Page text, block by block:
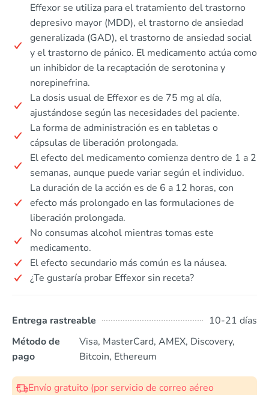
Effexor se utiliza para el tratamiento del trastorno
depresivo mayor (MDD), el trastorno de ansiedad
generalizada (GAD), el trastorno de ansiedad social
y el trastorno de pánico. El medicamento actúa como
un inhibidor de la recaptación de serotonina y
norepinefrina.
La dosis usual de Effexor es de 75 mg al día,
ajustándose según las necesidades del paciente.
La forma de administración es en tabletas o
cápsulas de liberación prolongada.
El efecto del medicamento comienza dentro de 1 a 2
semanas, aunque puede variar según el individuo.
La duración de la acción es de 6 a 12 horas, con
efecto más prolongado en las formulaciones de
liberación prolongada.
No consumas alcohol mientras tomas este
medicamento.
El efecto secundario más común es la náusea.
¿Te gustaría probar Effexor sin receta?
Entrega rastreable
10-21 días
Método de
pago
Visa, MasterCard, AMEX, Discovery,
Bitcoin, Ethereum
Envío gratuito (por servicio de correo aéreo